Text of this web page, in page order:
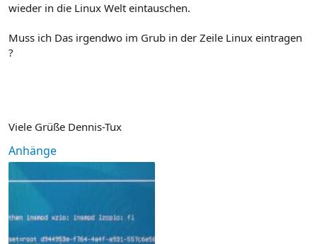
wieder in die Linux Welt eintauschen.
Muss ich Das irgendwo im Grub in der Zeile Linux eintragen
?
Viele Grüße Dennis-Tux
Anhänge